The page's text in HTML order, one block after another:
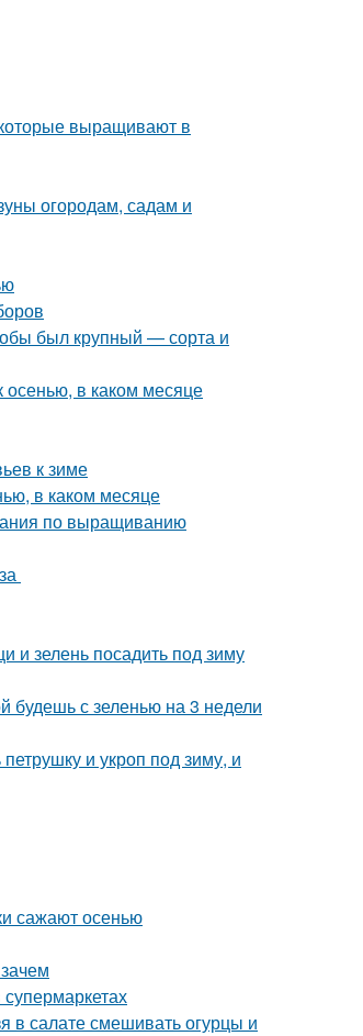
выращивают в
огородам, садам и
был крупный — сорта и
осенью, в каком месяце
к зиме
в каком месяце
по выращиванию
и зелень посадить под зиму
будешь с зеленью на 3 недели
и укроп под зиму, и
сажают осенью
в салате смешивать огурцы и